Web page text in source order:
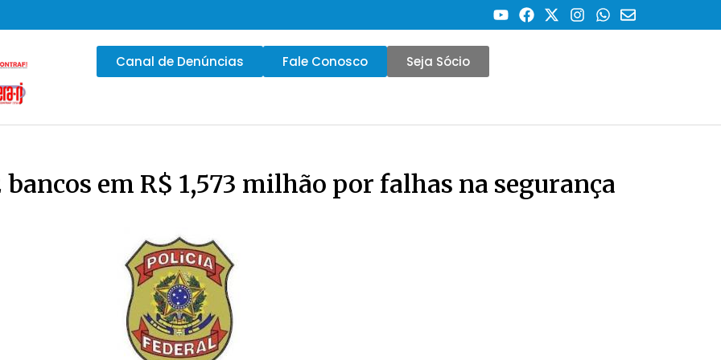
Canal de Denúncias Fale Conosco Seja Sócio
em R$ 1,573 milhão por falhas na segurança